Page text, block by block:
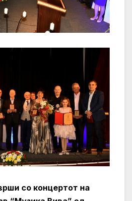
со концертот на